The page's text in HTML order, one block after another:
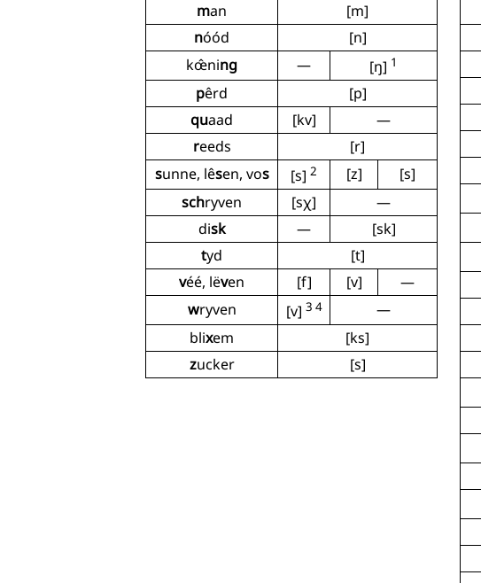
man
[m]
nóód
[n]
kœ̂ning — [ŋ] 1
pêrd
[p]
quaad [kv]
—
reeds
[r]
sunne, lêsen, vos [s] 2 [z]
[s]
schryven [sχ]
—
disk —
[sk]
tyd
[t]
véé, lëven [f] [v]
—
wryven [v] 3 4
—
blixem
[ks]
zucker [s]